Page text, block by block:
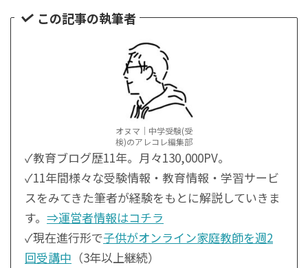
この記事の執筆者
オヌマ｜中学受験(受
検)のアレコレ編集部
✓教育ブログ歴11年。月々130,000PV。
✓11年間様々な受験情報・教育情報・学習サービ
スをみてきた筆者が経験をもとに解説していきま
す。 ⇒運営者情報はコチラ
✓現在進行形で子供がオンライン家庭教師を週2
回受講中 （3年以上継続）